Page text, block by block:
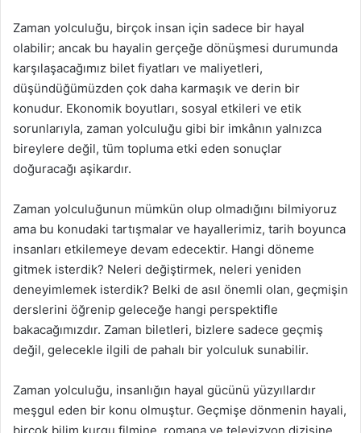
Zaman yolculuğu, birçok insan için sadece bir hayal
olabilir; ancak bu hayalin gerçeğe dönüşmesi durumunda
karşılaşacağımız bilet fiyatları ve maliyetleri,
düşündüğümüzden çok daha karmaşık ve derin bir
konudur. Ekonomik boyutları, sosyal etkileri ve etik
sorunlarıyla, zaman yolculuğu gibi bir imkânın yalnızca
bireylere değil, tüm topluma etki eden sonuçlar
doğuracağı aşikardır.
Zaman yolculuğunun mümkün olup olmadığını bilmiyoruz
ama bu konudaki tartışmalar ve hayallerimiz, tarih boyunca
insanları etkilemeye devam edecektir. Hangi döneme
gitmek isterdik? Neleri değiştirmek, neleri yeniden
deneyimlemek isterdik? Belki de asıl önemli olan, geçmişin
derslerini öğrenip geleceğe hangi perspektifle
bakacağımızdır. Zaman biletleri, bizlere sadece geçmiş
değil, gelecekle ilgili de pahalı bir yolculuk sunabilir.
Zaman yolculuğu, insanlığın hayal gücünü yüzyıllardır
meşgul eden bir konu olmuştur. Geçmişe dönmenin hayali,